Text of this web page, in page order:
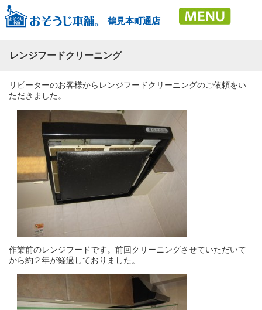
鶴見本町通店
レンジフードクリーニング
リピーターのお客様からレンジフードクリーニングのご依頼をい
ただきました。
作業前のレンジフードです。前回クリーニングさせていただいて
から約２年が経過しておりました。